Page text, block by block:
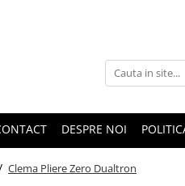
DESPRE NOI
Clema Pliere Zero Dualtron